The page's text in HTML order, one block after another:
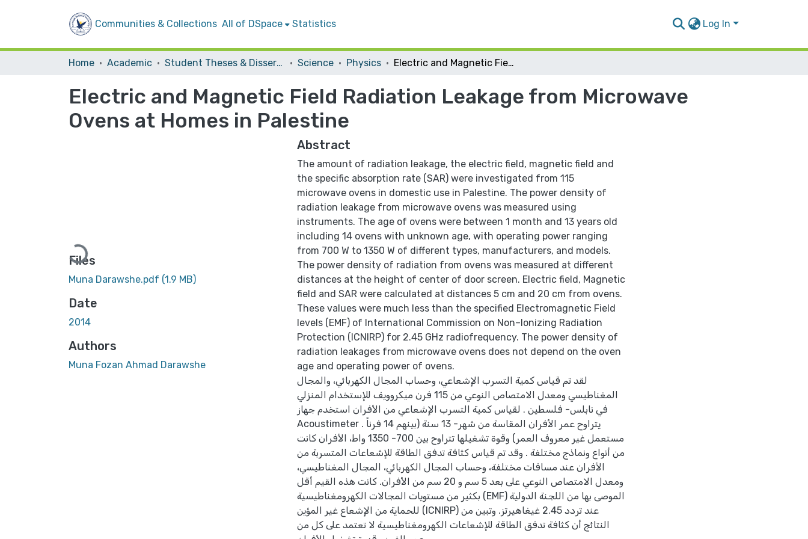
Communities & Collections All of DSpace Statistics Log In
Home Academic Student Theses & Dissertations Science Physics Electric and Magnetic Field Radiation Leakage from Microwave Ovens at Homes in Palestine
Electric and Magnetic Field Radiation Leakage from Microwave
Ovens at Homes in Palestine
Loading...
Files
Muna Darawshe.pdf (1.9 MB)
Date
2014
Authors
Muna Fozan Ahmad Darawshe
Abstract
The amount of radiation leakage, the electric field, magnetic field and
the specific absorption rate (SAR) were investigated from 115
microwave ovens in domestic use in Palestine. The power density of
radiation leakage from microwave ovens was measured using
instruments. The age of ovens were between 1 month and 13 years old
including 14 ovens with unknown age, with operating power ranging
from 700 W to 1350 W of different types, manufacturers, and models.
The power density of radiation from ovens was measured at different
distances at the height of center of door screen. Electric field, Magnetic
field and SAR were calculated at distances 5 cm and 20 cm from ovens.
These values were much less than the specified Electromagnetic Field
levels (EMF) of International Commission on Non–Ionizing Radiation
Protection (ICNIRP) for 2.45 GHz radiofrequency. The power density of
radiation leakages from microwave ovens does not depend on the oven
age and operating power of ovens.
لقد تم قياس كمية التسرب الإشعاعي، وحساب المجال الكهربائي، والمجال
المغناطيسي ومعدل الامتصاص النوعي من 115 فرن ميكروويف للإستخدام المنزلي
في نابلس- فلسطين . لقياس كمية التسرب الإشعاعي من الأفران استخدم جهاز
Acoustimeter . يتراوح عمر الأفران المقاسة من شهر- 13 سنة (بينهم 14 فرناً
مستعمل غير معروف العمر) وقوة تشغيلها تتراوح بين 700- 1350 واط، الأفران كانت
من أنواع ونماذج مختلفة . وقد تم قياس كثافة تدفق الطاقة للإشعاعات المتسربة من
الأفران عند مسافات مختلفة، وحساب المجال الكهربائي، المجال المغناطيسي،
ومعدل الامتصاص النوعي على بعد 5 سم و 20 سم من الأفران. كانت هذه القيم أقل
بكثير من مستويات المجالات الكهرومغناطيسية (EMF) الموصى بها من اللجنة الدولية
للحماية من الإشعاع غير المؤين (ICNIRP) عند تردد 2.45 غيغاهيرتز. وتبين من
النتائج أن كثافة تدفق الطاقة للإشعاعات الكهرومغناطيسية لا تعتمد على كل من